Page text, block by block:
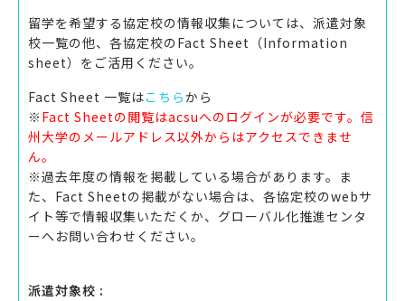
留学を希望する協定校の情報収集については、派遣対象
校一覧の他、各協定校のFact Sheet（Information
sheet）をご活用ください。
Fact Sheet 一覧はこちらから
※ Fact Sheetの閲覧はacsuへのログインが必要です。信
州大学のメールアドレス以外からはアクセスできませ
ん。
※過去年度の情報を掲載している場合があります。ま
た、Fact Sheetの掲載がない場合は、各協定校のwebサ
イト等で情報収集いただくか、グローバル化推進センタ
ーへお問い合わせください。
派遣対象校 :